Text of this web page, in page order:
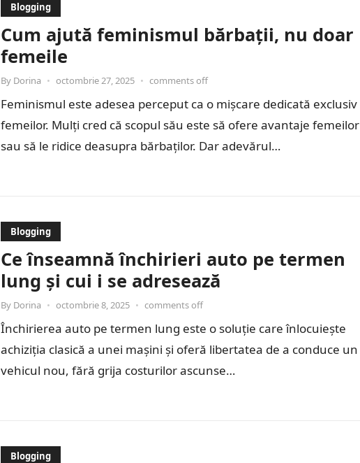
Blogging
Cum ajută feminismul bărbații, nu doar
femeile
By Dorina • octombrie 27, 2025 • comments off
Feminismul este adesea perceput ca o mișcare dedicată exclusiv
femeilor. Mulți cred că scopul său este să ofere avantaje femeilor
sau să le ridice deasupra bărbaților. Dar adevărul…
Blogging
Ce înseamnă închirieri auto pe termen
lung și cui i se adresează
By Dorina • octombrie 8, 2025 • comments off
Închirierea auto pe termen lung este o soluție care înlocuiește
achiziția clasică a unei mașini și oferă libertatea de a conduce un
vehicul nou, fără grija costurilor ascunse…
Blogging